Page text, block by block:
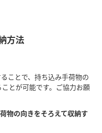
方法
ことで、持ち込み手荷物の
とが可能です。ご協力お願
物の向きをそろえて収納す